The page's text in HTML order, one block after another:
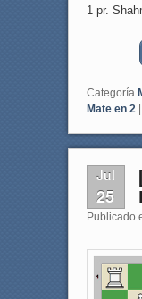
1 pr.
Categoría
Mate en 2
Jul
25
Publicado